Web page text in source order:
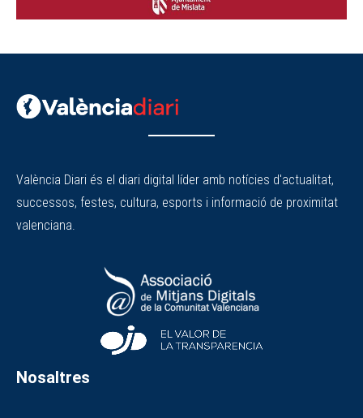
València Diari és el diari digital líder amb notícies d'actualitat,
successos, festes, cultura, esports i informació de proximitat
valenciana.
Nosaltres